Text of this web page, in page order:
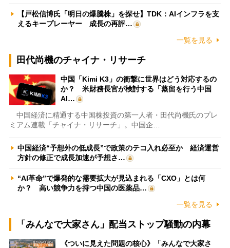
【戸松信博氏「明日の爆騰株」を探せ】TDK：AIインフラを支
えるキープレーヤー 成長の再評…
一覧を見る
田代尚機のチャイナ・リサーチ
中国「Kimi K3」の衝撃に世界はどう対応するの
か？ 米財務長官が検討する「蒸留を行う中国
AI…
中国経済に精通する中国株投資の第一人者・田代尚機氏のプレ
ミアム連載「チャイナ・リサーチ」。中国企…
中国経済“予想外の低成長”で政策のテコ入れ必至か 経済運営
方針の修正で成長加速が予想さ…
“AI革命”で爆発的な需要拡大が見込まれる「CXO」とは何
か？ 高い競争力を持つ中国の医薬品…
一覧を見る
「みんなで大家さん」配当ストップ騒動の内幕
《ついに見えた問題の核心》「みんなで大家さ